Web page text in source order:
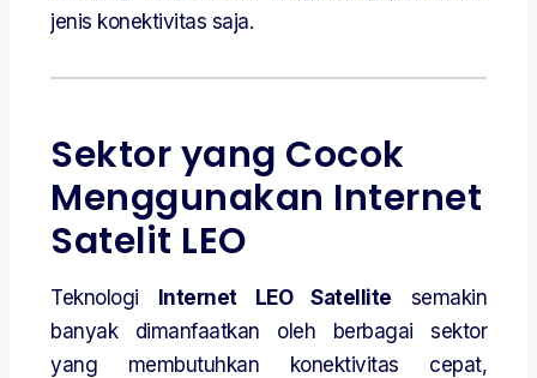
jenis konektivitas saja.
Sektor yang Cocok
Menggunakan Internet
Satelit LEO
Teknologi Internet LEO Satellite semakin
banyak dimanfaatkan oleh berbagai sektor
yang membutuhkan konektivitas cepat,